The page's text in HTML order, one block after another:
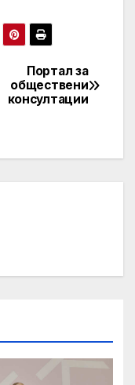
Портал за
обществени
консултации